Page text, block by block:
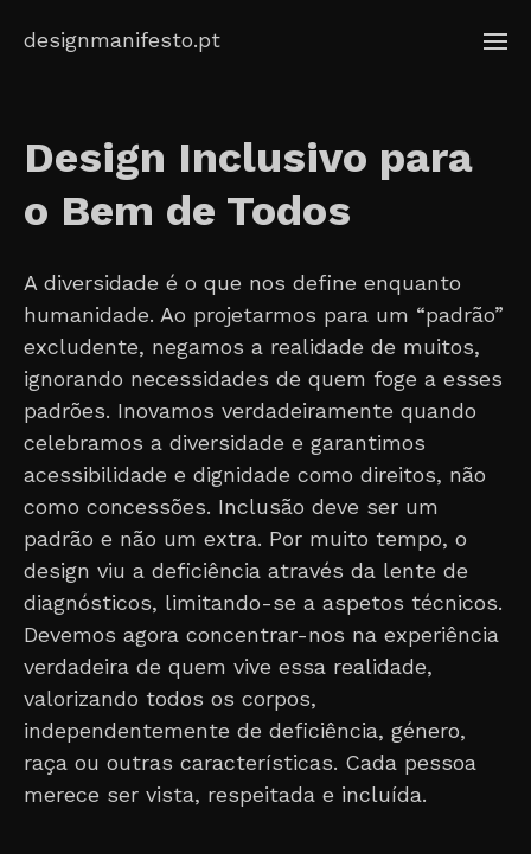
designmanifesto.pt
Design Inclusivo para
o Bem de Todos
A diversidade é o que nos define enquanto
humanidade. Ao projetarmos para um “padrão”
excludente, negamos a realidade de muitos,
ignorando necessidades de quem foge a esses
padrões. Inovamos verdadeiramente quando
celebramos a diversidade e garantimos
acessibilidade e dignidade como direitos, não
como concessões. Inclusão deve ser um
padrão e não um extra. Por muito tempo, o
design viu a deficiência através da lente de
diagnósticos, limitando-se a aspetos técnicos.
Devemos agora concentrar-nos na experiência
verdadeira de quem vive essa realidade,
valorizando todos os corpos,
independentemente de deficiência, género,
raça ou outras características. Cada pessoa
merece ser vista, respeitada e incluída.